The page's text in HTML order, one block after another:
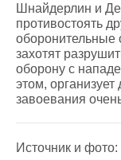
Шнайдерлин и
противостоять
оборонительные
захотят
оборону с
этом,
завоевания
Источник и фото: